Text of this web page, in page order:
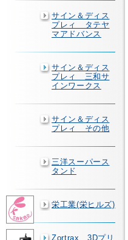
サイン＆ディス
プレィ タテヤ
マアドバンス
サイン＆ディス
プレィ 三和サ
インワークス
サイン＆ディス
プレィ その他
三洋スーパース
タンド
栄工業(栄ヒルズ)
Zortrax 3Dプリ